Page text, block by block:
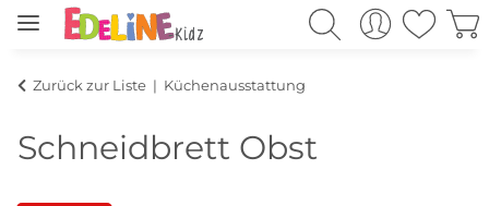
Zurück zur Liste Küchenausstattung
Schneidbrett Obst